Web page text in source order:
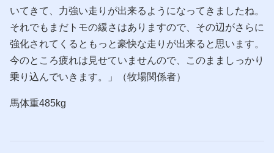
いてきて、力強い走りが出来るようになってきましたね。
それでもまだトモの緩さはありますので、その辺がさらに
強化されてくるともっと豪快な走りが出来ると思います。
今のところ疲れは見せていませんので、このまましっかり
乗り込んでいきます。」（牧場関係者）
馬体重485kg